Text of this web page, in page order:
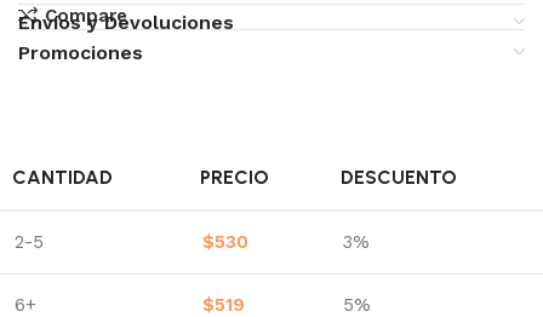
Compare
Envíos y Devoluciones
Promociones
CANTIDAD PRECIO DESCUENTO
2-5 $530 3%
6+ $519 5%